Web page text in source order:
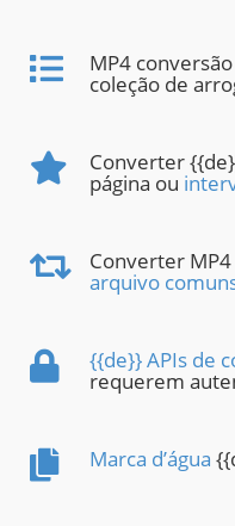
MP4 conversão
coleção de
Converter
página ou
Converter
arquivo
{{de}} APIs de
requerem
Marca d’água